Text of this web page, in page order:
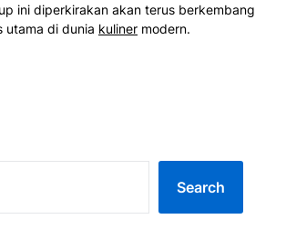
ini diperkirakan akan terus berkembang
utama di dunia kuliner modern.
Search